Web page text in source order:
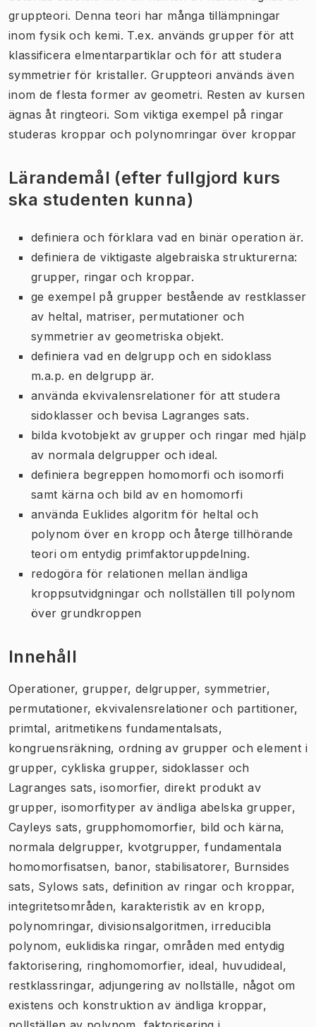
gruppteori. Denna teori har många tillämpningar
inom fysik och kemi. T.ex. används grupper för att
klassificera elmentarpartiklar och för att studera
symmetrier för kristaller. Gruppteori används även
inom de flesta former av geometri. Resten av kursen
ägnas åt ringteori. Som viktiga exempel på ringar
studeras kroppar och polynomringar över kroppar
Lärandemål (efter fullgjord kurs
ska studenten kunna)
definiera och förklara vad en binär operation är.
definiera de viktigaste algebraiska strukturerna:
grupper, ringar och kroppar.
ge exempel på grupper bestående av restklasser
av heltal, matriser, permutationer och
symmetrier av geometriska objekt.
definiera vad en delgrupp och en sidoklass
m.a.p. en delgrupp är.
använda ekvivalensrelationer för att studera
sidoklasser och bevisa Lagranges sats.
bilda kvotobjekt av grupper och ringar med hjälp
av normala delgrupper och ideal.
definiera begreppen homomorfi och isomorfi
samt kärna och bild av en homomorfi
använda Euklides algoritm för heltal och
polynom över en kropp och återge tillhörande
teori om entydig primfaktoruppdelning.
redogöra för relationen mellan ändliga
kroppsutvidgningar och nollställen till polynom
över grundkroppen
Innehåll
Operationer, grupper, delgrupper, symmetrier,
permutationer, ekvivalensrelationer och partitioner,
primtal, aritmetikens fundamentalsats,
kongruensräkning, ordning av grupper och element i
grupper, cykliska grupper, sidoklasser och
Lagranges sats, isomorfier, direkt produkt av
grupper, isomorfityper av ändliga abelska grupper,
Cayleys sats, grupphomomorfier, bild och kärna,
normala delgrupper, kvotgrupper, fundamentala
homomorfisatsen, banor, stabilisatorer, Burnsides
sats, Sylows sats, definition av ringar och kroppar,
integritetsområden, karakteristik av en kropp,
polynomringar, divisionsalgoritmen, irreducibla
polynom, euklidiska ringar, områden med entydig
faktorisering, ringhomomorfier, ideal, huvudideal,
restklassringar, adjungering av nollställe, något om
existens och konstruktion av ändliga kroppar,